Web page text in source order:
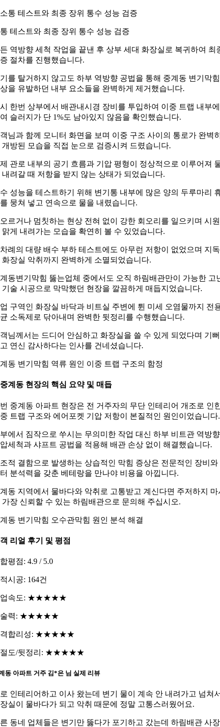
테스트와 최종 장위 통수 성능 검증
역방향 세척 작업을 끝낸 후 상부 세대 화장실로 복귀하여 최
절차를 진행했습니다.
를 탈거하지 않고도 하부 역방향 공법을 통해 중계동 변기막힘
을 유발하던 내부 요소들을 완벽하게 제거했습니다.
한번 상부에서 배관내시경 장비를 투입하여 이중 트랩 내부에
슬러지가 단 1%도 남아있지 않음을 확인했습니다.
님과 함께 모니터 화면을 보며 이중 구조 사이의 통로가 완벽
개방된 모습을 직접 눈으로 검증시켜 드렸습니다.
관로 내부의 공기 흐름과 기압 평형이 정상적으로 이루어져
내려갈 때 저항을 받지 않는 상태가 되었습니다.
성능을 테스트하기 위해 변기통 내부에 많은 양의 두루마리
뭉쳐 넣고 연속으로 물을 내렸습니다.
르거나 멈칫하는 현상 전혀 없이 강한 회오리를 일으키며 시
맑게 내려가는 모습을 확연히 볼 수 있었습니다.
례의 대량 배수 부하 테스트에도 아무런 저항이 없었으며 지
화장실 악취까지 완벽하게 소멸되었습니다.
동변기막힘 뚫는업체 중에서도 오직 하림배관만이 가능한 고
기술 시공으로 막막했던 현장을 깔끔하게 매듭지었습니다.
구역인 화장실 바닥과 비트실 주변에 튄 미세 오염물까지 전
소독제로 닦아내며 완벽한 뒷정리를 수행했습니다.
님께서는 드디어 안심하고 화장실을 쓸 수 있게 되었다며 기
연신 감사하다는 인사를 건네셨습니다.
동 변기막힘 역류 원인 이중 트랩 구조의 함정
계동 현장의 핵심 요약 및 매듭
중계동 아파트 현장은 전 거주자의 무단 인테리어 개조로 인
트랩 구조와 에어포켓 기압 저항이 본질적인 원인이었습니다.
에서 짐작으로 쑤시는 무의미한 작업 대신 하부 비트관 역방향
세척과 샤프트 공법을 적용해 배관 손상 없이 해결했습니다.
적 결함으로 발생하는 상습적인 막힘 증상은 전문적인 장비와
분석력을 갖춘 베테랑을 만나야 비용을 아낍니다.
동 지역에서 물바다와 악취로 고통받고 계신다면 주저하지 마
가장 신뢰할 수 있는 하림배관으로 문의해 주십시오.
동 변기막힘 오수관막힘 원인 분석 해결
리얼 후기 및 평점
평점: 4.9 / 5.0
시공: 164건
업속도: ★★★★★
술력: ★★★★★
격합리성: ★★★★★
절도/뒷정리: ★★★★★
동 아파트 거주 김*은 님 실제 리뷰
인테리어하고 이사 왔는데 변기 물이 계속 안 내려가고 넘쳐
실이 물바다가 되고 악취 때문에 정말 고통스러웠어요.
동네 업체들은 변기만 뚫다가 포기하고 갔는데 하림배관 사